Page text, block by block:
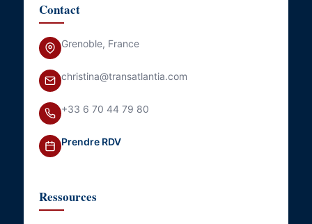
Contact
Grenoble, France
christina@transatlantia.com
+33 6 70 44 79 80
Prendre RDV
Ressources